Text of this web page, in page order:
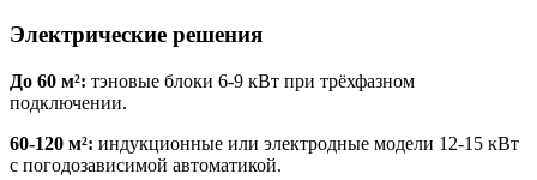
Электрические решения
До 60 м²: тэновые блоки 6-9 кВт при трёхфазном
подключении.
60-120 м²: индукционные или электродные модели 12-15 кВт
с погодозависимой автоматикой.